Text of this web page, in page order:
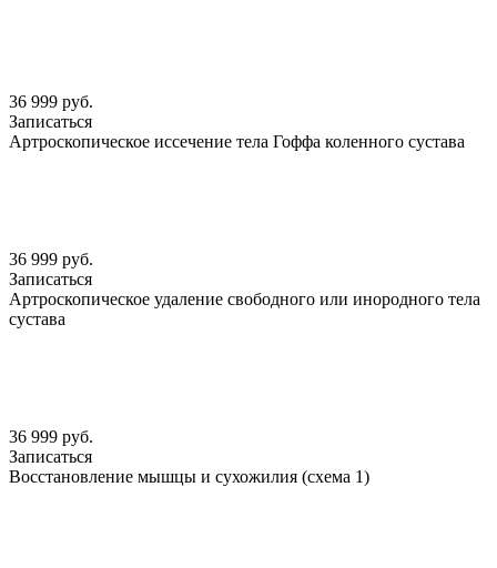
36 999 руб.
Записаться
Артроскопическое иссечение тела Гоффа коленного сустава
36 999 руб.
Записаться
Артроскопическое удаление свободного или инородного тела
сустава
36 999 руб.
Записаться
Восстановление мышцы и сухожилия (схема 1)